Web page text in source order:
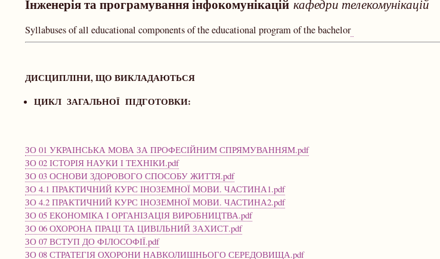
Інженерія та програмування інфокомунікацій кафедри телекомунікацій
Syllabuses of all educational components of the educational program of the bachelor
ДИСЦИПЛІНИ, ЩО ВИКЛАДАЮТЬСЯ
ЦИКЛ ЗАГАЛЬНОЇ ПІДГОТОВКИ:
ЗО 01 УКРАІНСЬКА МОВА ЗА ПРОФЕСІЙНИМ СПРЯМУВАННЯМ.pdf
ЗО 02 ІСТОРІЯ НАУКИ І ТЕХНІКИ.pdf
ЗО 03 ОСНОВИ ЗДОРОВОГО СПОСОБУ ЖИТТЯ.pdf
ЗО 4.1 ПРАКТИЧНИЙ КУРС ІНОЗЕМНОЇ МОВИ. ЧАСТИНА1.pdf
ЗО 4.2 ПРАКТИЧНИЙ КУРС ІНОЗЕМНОЇ МОВИ. ЧАСТИНА2.pdf
ЗО 05 ЕКОНОМІКА І ОРГАНІЗАЦІЯ ВИРОБНИЦТВА.pdf
ЗО 06 ОХОРОНА ПРАЦІ ТА ЦИВІЛЬНИЙ ЗАХИСТ.pdf
ЗО 07 ВСТУП ДО ФІЛОСОФІЇ.pdf
ЗО 08 СТРАТЕГІЯ ОХОРОНИ НАВКОЛИШНЬОГО СЕРЕДОВИЩА.pdf